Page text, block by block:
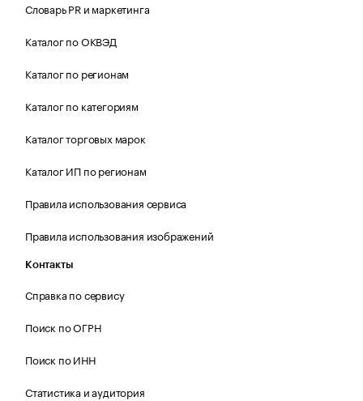
Словарь PR и маркетинга
Каталог по ОКВЭД
Каталог по регионам
Каталог по категориям
Каталог торговых марок
Каталог ИП по регионам
Правила использования сервиса
Правила использования изображений
Контакты
Справка по сервису
Поиск по ОГРН
Поиск по ИНН
Статистика и аудитория